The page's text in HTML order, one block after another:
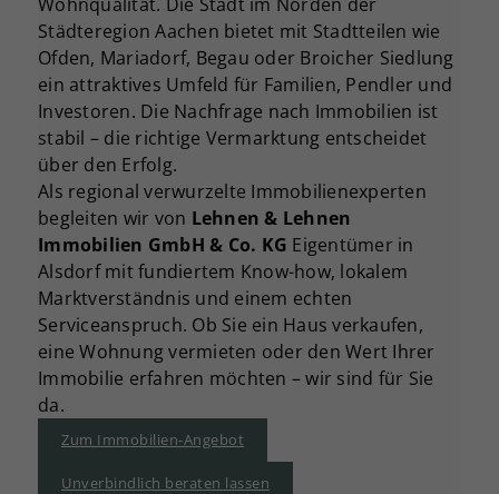
Städteregion Aachen bietet mit Stadtteilen wie
Ofden, Mariadorf, Begau oder Broicher Siedlung
ein attraktives Umfeld für Familien, Pendler und
Investoren. Die Nachfrage nach Immobilien ist
stabil – die richtige Vermarktung entscheidet
über den Erfolg.
Als regional verwurzelte Immobilienexperten
begleiten wir von Lehnen & Lehnen
Immobilien GmbH & Co. KG Eigentümer in
Alsdorf mit fundiertem Know-how, lokalem
Marktverständnis und einem echten
Serviceanspruch. Ob Sie ein Haus verkaufen,
eine Wohnung vermieten oder den Wert Ihrer
Immobilie erfahren möchten – wir sind für Sie
da.
Zum Immobilien-Angebot
Unverbindlich beraten lassen